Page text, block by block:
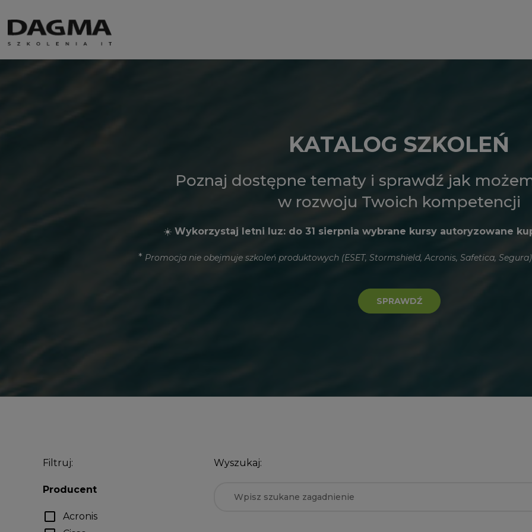
KATALOG SZKOLEŃ
Poznaj dostępne tematy i sprawdź jak
w rozwoju Twoich kompetencji
☀️ Wykorzystaj letni luz: do 31 sierpnia wybrane kursy autoryzowane
* Promocja nie obejmuje szkoleń produktowych (ESET, Stormshield, Acronis, Safetica,
SPRAWDŹ
Filtruj:
Producent
check_box_outline_blank Acronis
Wyszukaj: